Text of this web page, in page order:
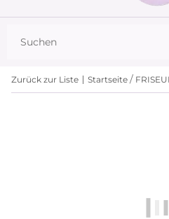
Zurück zur Liste Startseite